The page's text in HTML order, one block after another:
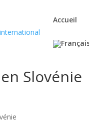
Accueil
Slovénie